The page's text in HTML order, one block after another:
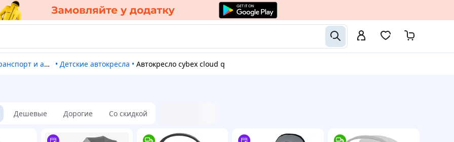
и автокресла • Детские автокресла • Автокресло cybex cloud q
Дешевые Дорогие Со скидкой